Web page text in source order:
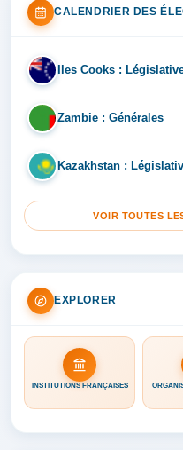
CALENDRIER DES
IL Iles Cooks :
ZA Zambie : Générales
KA Kazakhstan :
VOIR TOUTES
EXPLORER
INSTITUTIONS FRANÇAISES